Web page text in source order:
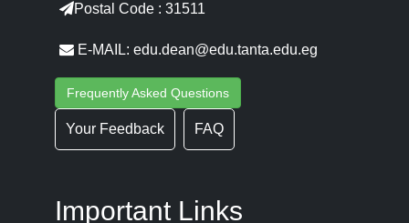
Postal Code : 31511
E-MAIL: edu.dean@edu.tanta.edu.eg
Frequently Asked Questions
Your Feedback FAQ
Important Links